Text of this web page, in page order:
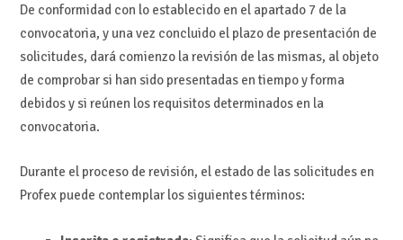
De conformidad con lo establecido en el apartado 7 de la
convocatoria, y una vez concluido el plazo de presentación de
solicitudes, dará comienzo la revisión de las mismas, al objeto
de comprobar si han sido presentadas en tiempo y forma
debidos y si reúnen los requisitos determinados en la
convocatoria.
Durante el proceso de revisión, el estado de las solicitudes en
Profex puede contemplar los siguientes términos: